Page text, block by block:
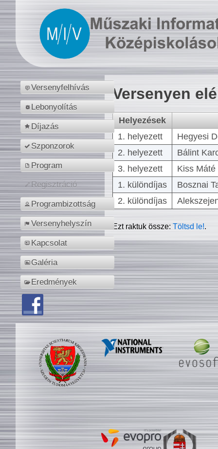
Versenyfelhívás
Lebonyolítás
Díjazás
Szponzorok
Program
Regisztráció
Programbizottság
Versenyhelyszín
Kapcsolat
Galéria
Eredmények
Versenyen
Helyezések
1. helyezett
Hegyesi
2. helyezett
Bálint
3. helyezett
Kiss
1. különdíjas
Bosznai
2. különdíjas
Ezt raktuk össze:Töltsd le!.